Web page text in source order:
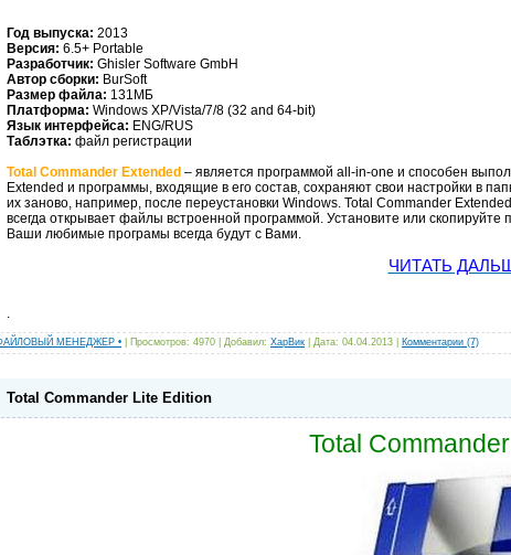
Год выпуска: 2013
Версия: 6.5+ Portable
Разработчик: Ghisler Software GmbH
Автор сборки: BurSoft
Размер файла: 131МБ
Платформа: Windows XP/Vista/7/8 (32 and 64-bit)
Язык интерфейса: ENG/RUS
Таблэтка: файл регистрации
Total Commander Extended – является программой all-in-one и способен
Extended и программы, входящие в его состав, сохраняют свои настройки в
их заново, например, после переустановки Windows. Total Commander
всегда открывает файлы встроенной программой. Установите или
Ваши любимые програмы всегда будут с Вами.
ЧИТАТЬ
.
МЕНЕДЖЕР • | Просмотров: 4970 | Добавил: ХарВик | Дата: 04.04.2013 Комментарии (7)
Total Commander Lite Edition
Total